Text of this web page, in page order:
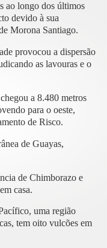
ao longo dos últimos
devido à sua
Morona Santiago.
provocou a dispersão
as lavouras e o
a 8.480 metros
para o oeste,
de Risco.
de Guayas,
de Chimborazo e
casa.
uma região
tem oito vulcões em